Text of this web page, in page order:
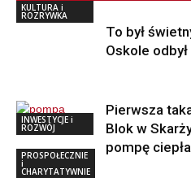
KULTURA i
ROZRYWKA
To był
Oskole
INWESTYCJE i
ROZWÓJ
Pierwsza
Blok w
pompę ciepła
PROSPOŁECZNIE
i
CHARYTATYWNIE